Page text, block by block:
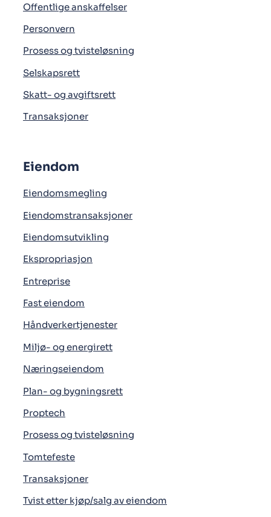
Offentlige anskaffelser
Personvern
Prosess og tvisteløsning
Selskapsrett
Skatt- og avgiftsrett
Transaksjoner
Eiendom
Eiendomsmegling
Eiendomstransaksjoner
Eiendomsutvikling
Ekspropriasjon
Entreprise
Fast eiendom
Håndverkertjenester
Miljø- og energirett
Næringseiendom
Plan- og bygningsrett
Proptech
Prosess og tvisteløsning
Tomtefeste
Transaksjoner
Tvist etter kjøp/salg av eiendom